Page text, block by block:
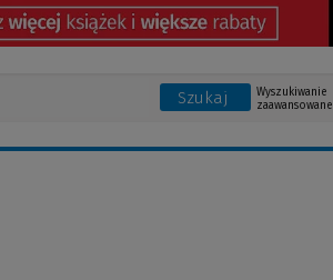
Szukaj
Wyszukiwanie
zaawansowane